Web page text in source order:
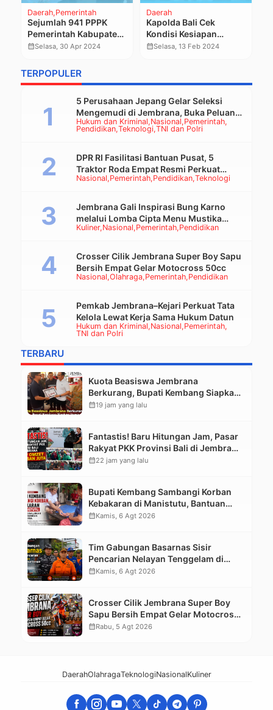
Daerah Pemerintah
Sejumlah 941 PPPK
Pemerintah Kabupaten
Jembrana dilantik
calendar_monthSelasa, 30 Apr 2024
Daerah
Kapolda Bali Cek
Kondisi Kesiapan
Pemilu di Kabupaten
calendar_monthSelasa, 13 Feb 2024
TERPOPULER
Hukum dan Kriminal Nasional Pemerintah
Pendidikan Teknologi TNI dan Polri
5 Perusahaan Jepang Gelar Seleksi
Mengemudi di Jembrana, Buka Peluang
Kerja bagi Calon PMI
Nasional Pemerintah Pendidikan Teknologi
DPR RI Fasilitasi Bantuan Pusat, 5
Traktor Roda Empat Resmi Perkuat
Mekanisasi Pertanian Jembrana
Kuliner Nasional Pemerintah Pendidikan
Jembrana Gali Inspirasi Bung Karno
melalui Lomba Cipta Menu Mustika
Rasa
Nasional Olahraga Pemerintah Pendidikan
Crosser Cilik Jembrana Super Boy Sapu
Bersih Empat Gelar Motocross 50cc
Hukum dan Kriminal Nasional Pemerintah
TNI dan Polri
Pemkab Jembrana–Kejari Perkuat Tata
Kelola Lewat Kerja Sama Hukum Datun
TERBARU
Kuota Beasiswa Jembrana
Berkurang, Bupati Kembang Siapkan
Upaya Penambahan di Tahap II
calendar_month19 jam yang lalu
Fantastis! Baru Hitungan Jam, Pasar
Rakyat PKK Provinsi Bali di Jembrana
Raup Omzet Ratusan Juta
calendar_month22 jam yang lalu
Bupati Kembang Sambangi Korban
Kebakaran di Manistutu, Bantuan
Disalurkan untuk Ringankan Beban
calendar_monthKamis, 6 Agt 2026
Tim Gabungan Basarnas Sisir
Pencarian Nelayan Tenggelam di
Perairan Pantai Pengambengan
calendar_monthKamis, 6 Agt 2026
Crosser Cilik Jembrana Super Boy
Sapu Bersih Empat Gelar Motocross
50cc
calendar_monthRabu, 5 Agt 2026
DaerahOlahragaTeknologiNasionalKuliner